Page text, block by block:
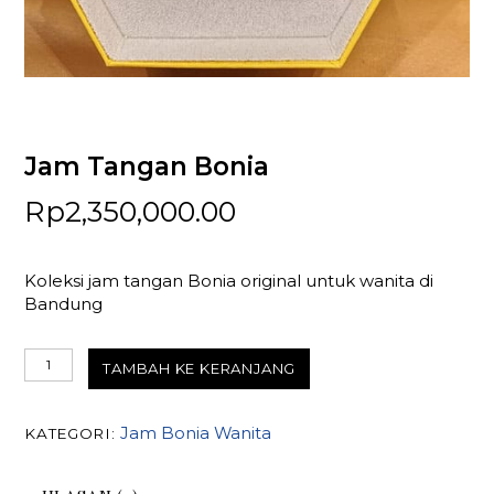
Jam Tangan Bonia
Rp2,350,000.00
Koleksi jam tangan Bonia original untuk wanita di
Bandung
Kuantitas
Jam
Bonia
TAMBAH KE KERANJANG
KATEGORI:Jam Bonia Wanita